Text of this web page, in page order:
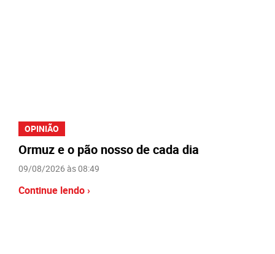
OPINIÃO
Ormuz e o pão nosso de cada dia
09/08/2026 às 08:49
Continue lendo ›